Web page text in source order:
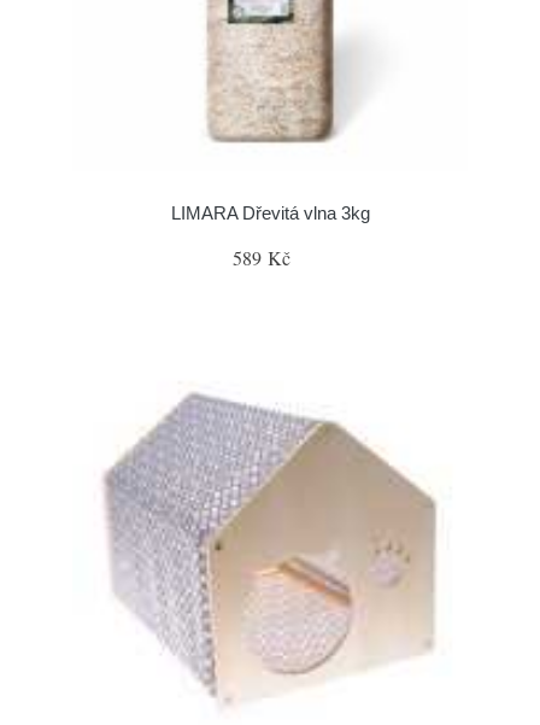
LIMARA Dřevitá vlna 3kg
589 Kč